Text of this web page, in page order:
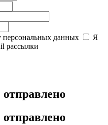
персональных данных
Я
рассылки